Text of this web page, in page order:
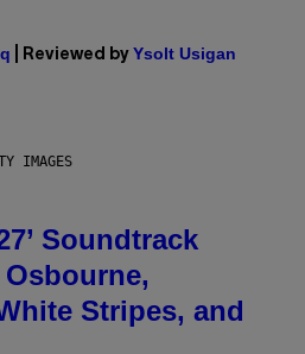
| Reviewed by Ysolt Usigan
IMAGES
Soundtrack
Stripes, and